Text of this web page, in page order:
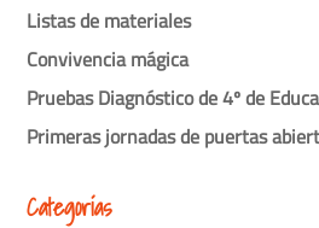
Listas de materiales
Convivencia mágica
Pruebas Diagnóstico de 4º de
Primeras jornadas de puertas
Categorías